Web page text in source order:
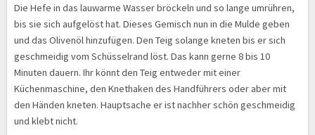
Die Hefe in das lauwarme Wasser bröckeln und so lange umrühren,
bis sie sich aufgelöst hat. Dieses Gemisch nun in die Mulde geben
und das Olivenöl hinzufügen. Den Teig solange kneten bis er sich
geschmeidig vom Schüsselrand löst. Das kann gerne 8 bis 10
Minuten dauern. Ihr könnt den Teig entweder mit einer
Küchenmaschine, den Knethaken des Handführers oder aber mit
den Händen kneten. Hauptsache er ist nachher schön geschmeidig
und klebt nicht.